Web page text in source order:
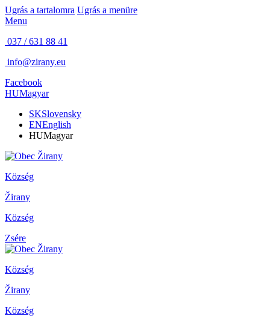
Ugrás a tartalomra Ugrás a menüre
Menu
037 / 631 88 41
info@zirany.eu
Facebook
HUMagyar
SKSlovensky
ENEnglish
HUMagyar
Község
Žirany
Község
Zsére
Község
Žirany
Község